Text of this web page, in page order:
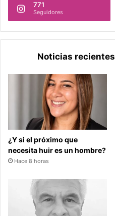
771
Seguidores
Noticias recientes
¿Y si el próximo que
necesita huir es un hombre?
Hace 8 horas